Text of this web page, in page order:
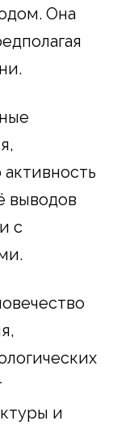
Она
выводов
с
и